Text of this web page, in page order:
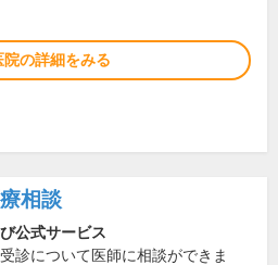
院の詳細をみる
相談
公式サービス
診について医師に相談ができま